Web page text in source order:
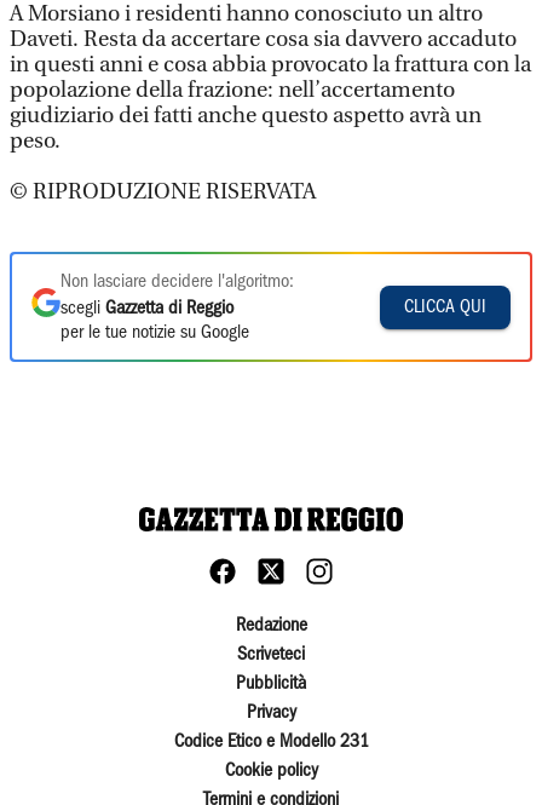
A Morsiano i residenti hanno conosciuto un altro
Daveti. Resta da accertare cosa sia davvero accaduto
in questi anni e cosa abbia provocato la frattura con la
popolazione della frazione: nell’accertamento
giudiziario dei fatti anche questo aspetto avrà un
peso.
© RIPRODUZIONE RISERVATA
Non lasciare decidere l'algoritmo:
scegli Gazzetta di Reggio
per le tue notizie su Google
CLICCA QUI
Redazione
Scriveteci
Pubblicità
Privacy
Codice Etico e Modello 231
Cookie policy
Termini e condizioni